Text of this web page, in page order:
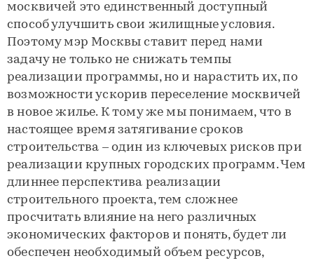
москвичей это единственный доступный
способ улучшить свои жилищные условия.
Поэтому мэр Москвы ставит перед нами
задачу не только не снижать темпы
реализации программы, но и нарастить их, по
возможности ускорив переселение москвичей
в новое жилье. К тому же мы понимаем, что в
настоящее время затягивание сроков
строительства – один из ключевых рисков при
реализации крупных городских программ. Чем
длиннее перспектива реализации
строительного проекта, тем сложнее
просчитать влияние на него различных
экономических факторов и понять, будет ли
обеспечен необходимый объем ресурсов,